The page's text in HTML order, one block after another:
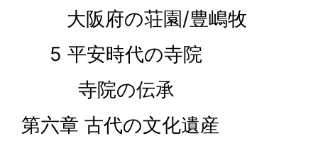
大阪府の荘園/豊嶋牧
5 平安時代の寺院
寺院の伝承
第六章 古代の文化遺産